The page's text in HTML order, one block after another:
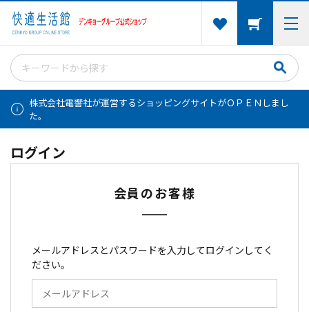
株式会社電響社が運営するショッピングサイトがＯＰＥＮしまし
た。
ログイン
会員のお客様
メールアドレスとパスワードを入力してログインしてく
ださい。